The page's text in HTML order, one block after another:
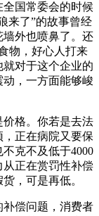
国常委会的时候
来了”的故事曾经
外也喷鼻了。还
物，好心人打来
对于这个企业的
，一方面能够峻
格。你若是去法
正在病院又要保
克不及低于4000
正在赏罚性补偿
，可是再低。
偿问题，消费者